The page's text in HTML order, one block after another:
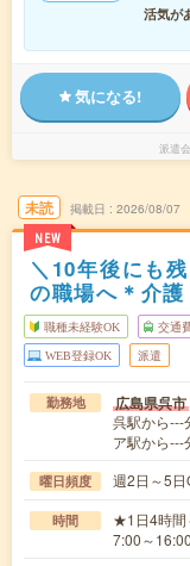
活気が
気になる!
派遣
未読
NEW
掲載日 2026/08/07
＼10年後にも
の職場へ＊介護
職種未経験OK 交通
WEB登録OK 派遣
勤務地 広島県呉市
呉駅から---
ア駅から---
曜日頻度 週2日～5
時間
★1日4時間
7:00～